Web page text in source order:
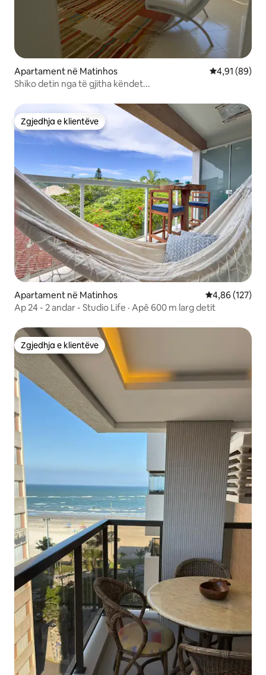
Apartament në Matinhos Vlerësimi
4,91 (89)
Shiko detin nga të gjitha këndet...
Zgjedhja e klientëve
Zgjedhja e klientëve
Apartament në Matinhos Vlerësimi
4,86 (127)
Ap 24 - 2 andar - Studio Life · Apê 600 m larg detit
Zgjedhja e klientëve
Zgjedhja e klientëve